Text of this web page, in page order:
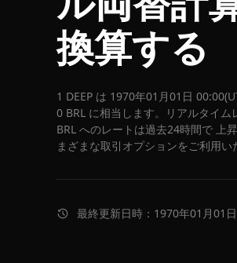
換算する
1 DEEP は 1970年01月01日
0 BRL に相当します。リアルタイム
BRL へのレートは過去24時間で 上
まざまな取引オプションをご利用い
最終更新日時：1970年01月01